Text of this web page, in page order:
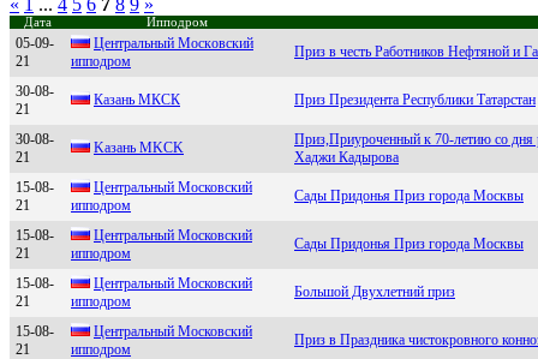
Дата Ипподром
05-09-
21
Цeнтрaльный Мoскoвский
иппoдрoм
Приз в честь Работников Нефтяной и
30-08-
21
Казань МКСК Приз Президента Республики Татарстан
30-08-
21
Kaзaнь МKCK
Приз,Приуроченный к 70-летию со дня
Хаджи Кадырова
15-08-
21
Цeнтральный Моcковcкий
ипподром
Сады Придонья Приз города Москвы
15-08-
21
Цeнтрaльный Московский
ипподром
Сады Придонья Приз города Москвы
15-08-
21
Центpaльный Моcковcкий
ипподpом
Большой Двухлетний приз
15-08-
21
Цeнтральный Моcковcкий
ипподром
Приз в Праздника чистокровного